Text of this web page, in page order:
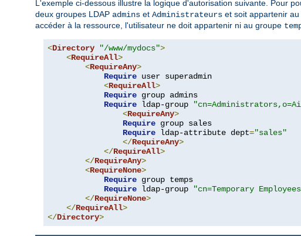
L'exemple ci-dessous illustre la logique d'autorisation suivante. Pour
deux groupes LDAP admins et Administrateurs et soit appartenir
accéder à la ressource, l'utilisateur ne doit appartenir ni au groupe
<Directory "/www/mydocs">
<RequireAll>
<RequireAny>
Require user superadmin
<RequireAll>
Require group admins
Require ldap-group
<RequireAny>
Require group sales
Require ldap-attribute dept="sales"
</RequireAny>
</RequireAll>
</RequireAny>
<RequireNone>
Require group temps
Require ldap-group
"cn=Temporary
</RequireNone>
</RequireAll>
</Directory>